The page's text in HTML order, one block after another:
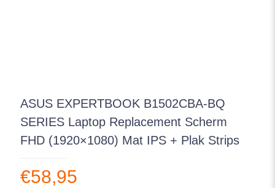
ASUS EXPERTBOOK B1502CBA-BQ
SERIES Laptop Replacement Scherm
FHD (1920×1080) Mat IPS + Plak Strips
€58,95